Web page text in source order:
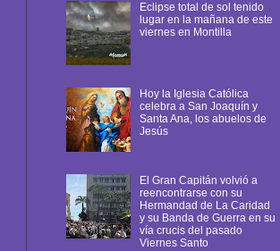
Eclipse total de sol tenido
lugar en la mañana de este
viernes en Montilla
Hoy la Iglesia Católica
celebra a San Joaquín y
Santa Ana, los abuelos de
Jesús
El Gran Capitán volvió a
reencontrarse con su
Hermandad de La Caridad
y su Banda de Guerra en su
vía crucis del pasado
Viernes Santo